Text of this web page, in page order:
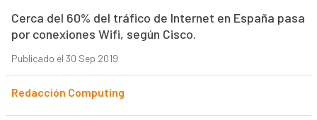
Cerca del 60% del tráfico de Internet en España pasa
por conexiones Wifi, según Cisco.
Publicado el 30 Sep 2019
Redacción Computing